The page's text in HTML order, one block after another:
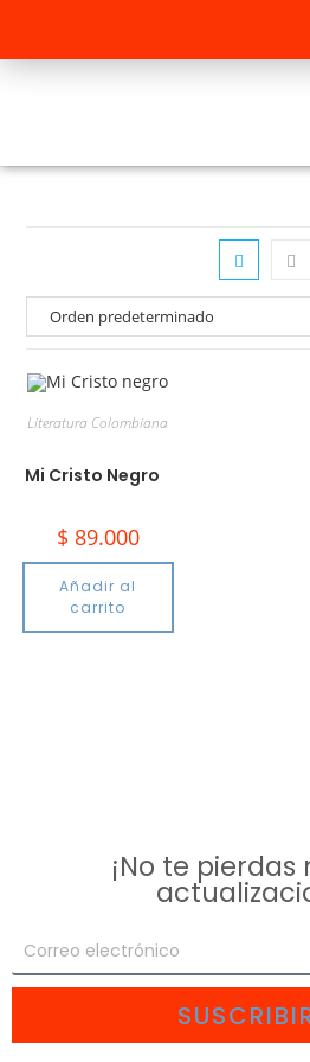
Literatura Colombiana
Mi Cristo Negro
$ 89.000
Añadir al
carrito
¡No te pierdas